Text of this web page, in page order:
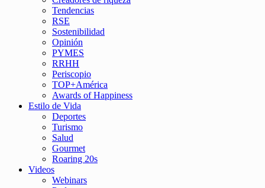
Tendencias
RSE
Sostenibilidad
Opinión
PYMES
RRHH
Periscopio
TOP+América
Awards of Happiness
Estilo de Vida
Deportes
Turismo
Salud
Gourmet
Roaring 20s
Videos
Webinars